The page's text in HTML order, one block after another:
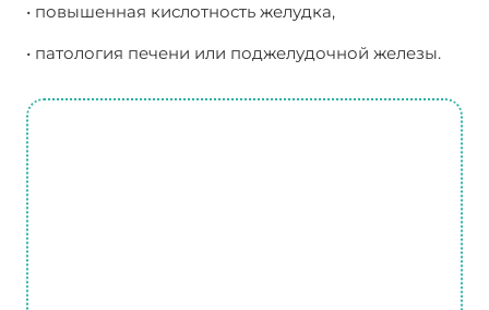
• повышенная кислотность желудка,
• патология печени или поджелудочной железы.